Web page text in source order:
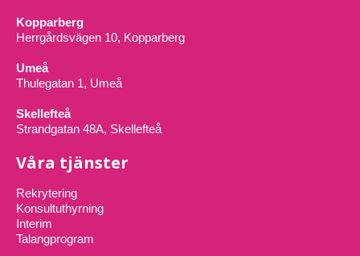
Kopparberg
Herrgårdsvägen 10, Kopparberg
Umeå
Thulegatan 1, Umeå
Skellefteå
Strandgatan 48A, Skellefteå
Våra tjänster
Rekrytering
Konsultuthyrning
Interim
Talangprogram